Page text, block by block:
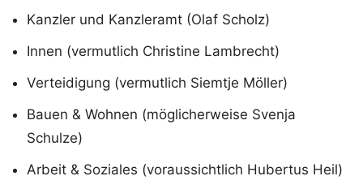
Kanzler und Kanzleramt (Olaf Scholz)
Innen (vermutlich Christine Lambrecht)
Verteidigung (vermutlich Siemtje Möller)
Bauen & Wohnen (möglicherweise Svenja
Schulze)
Arbeit & Soziales (voraussichtlich Hubertus Heil)